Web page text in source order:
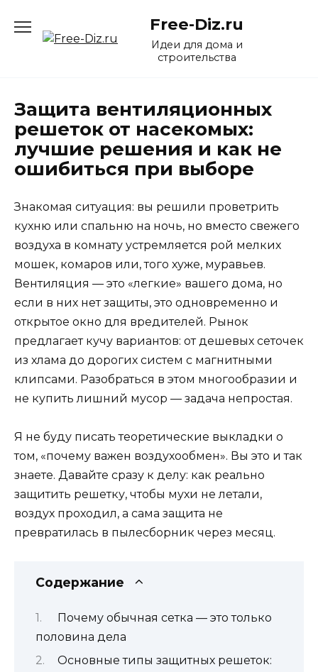
содержанию
Free-Diz.ru
Идеи для дома и
строительства
Защита вентиляционных
решеток от насекомых:
лучшие решения и как не
ошибиться при выборе
Знакомая ситуация: вы решили проветрить
кухню или спальню на ночь, но вместо свежего
воздуха в комнату устремляется рой мелких
мошек, комаров или, того хуже, муравьев.
Вентиляция — это «легкие» вашего дома, но
если в них нет защиты, это одновременно и
открытое окно для вредителей. Рынок
предлагает кучу вариантов: от дешевых сеточек
из хлама до дорогих систем с магнитными
клипсами. Разобраться в этом многообразии и
не купить лишний мусор — задача непростая.
Я не буду писать теоретические выкладки о
том, «почему важен воздухообмен». Вы это и так
знаете. Давайте сразу к делу: как реально
защитить решетку, чтобы мухи не летали,
воздух проходил, а сама защита не
превратилась в пылесборник через месяц.
Содержание
Почему обычная сетка — это только
половина дела
Основные типы защитных решеток: